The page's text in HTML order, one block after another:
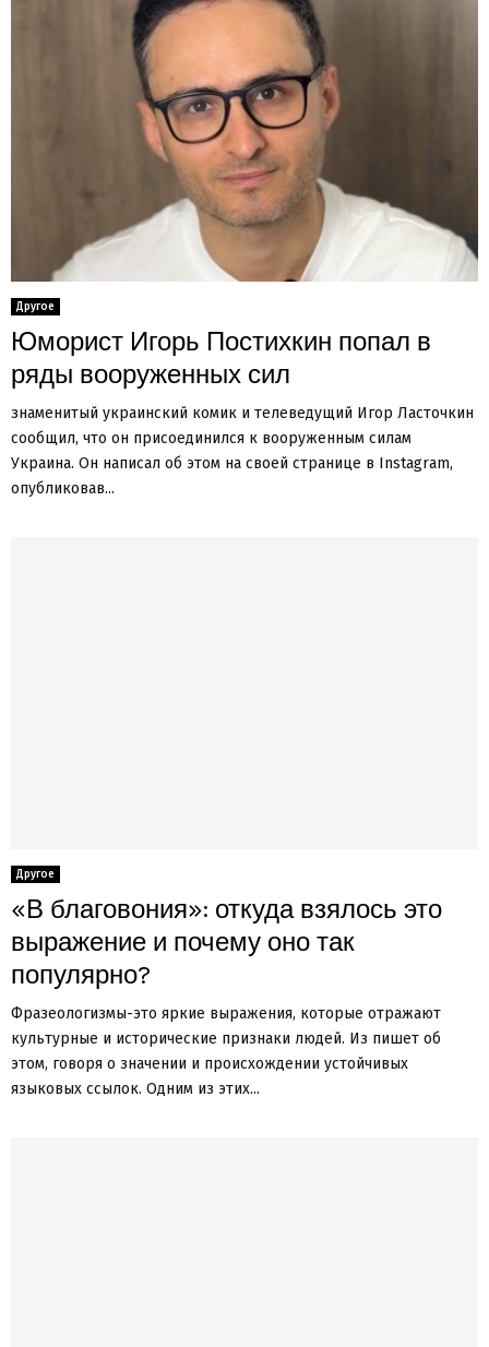
Другое
Юморист Игорь Постихкин попал в
ряды вооруженных сил
знаменитый украинский комик и телеведущий Игор Ласточкин
сообщил, что он присоединился к вооруженным силам
Украина. Он написал об этом на своей странице в Instagram,
опубликовав...
Другое
«В благовония»: откуда взялось это
выражение и почему оно так
популярно?
Фразеологизмы-это яркие выражения, которые отражают
культурные и исторические признаки людей. Из пишет об
этом, говоря о значении и происхождении устойчивых
языковых ссылок. Одним из этих...